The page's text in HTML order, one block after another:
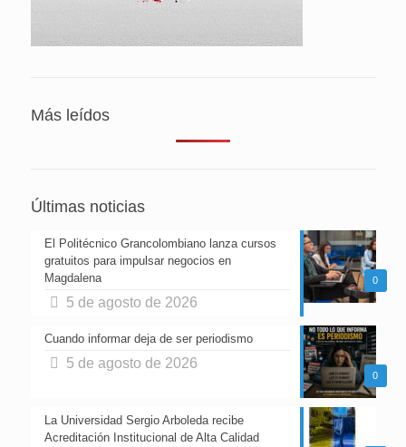
Más leídos
Últimas noticias
0
El Politécnico Grancolombiano lanza cursos
gratuitos para impulsar negocios en
Magdalena
5 de agosto de 2026
0
Cuando informar deja de ser periodismo
5 de agosto de 2026
La Universidad Sergio Arboleda recibe
Acreditación Institucional de Alta Calidad